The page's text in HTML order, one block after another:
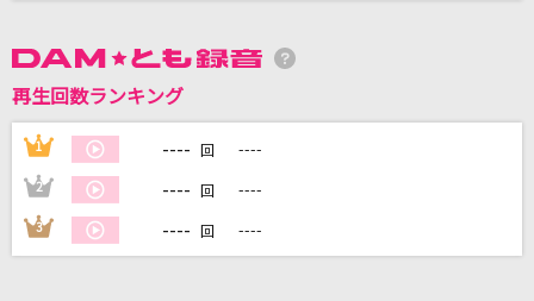
再生回数ランキング
1 ---- 回 ----
2 ---- 回 ----
3 ---- 回 ----